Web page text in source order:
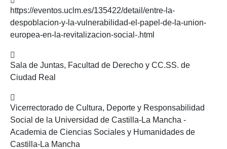
https://eventos.uclm.es/135422/detail/entre-la-
despoblacion-y-la-vulnerabilidad-el-papel-de-la-union-
europea-en-la-revitalizacion-social-.html
Sala de Juntas, Facultad de Derecho y CC.SS. de
Ciudad Real
Vicerrectorado de Cultura, Deporte y Responsabilidad
Social de la Universidad de Castilla-La Mancha -
Academia de Ciencias Sociales y Humanidades de
Castilla-La Mancha